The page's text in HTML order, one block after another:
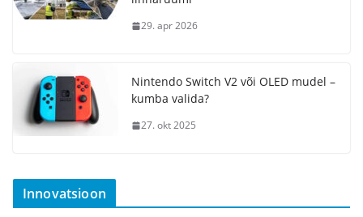
29. apr 2026
Nintendo Switch V2 või OLED mudel –
kumba valida?
27. okt 2025
Innovatsioon